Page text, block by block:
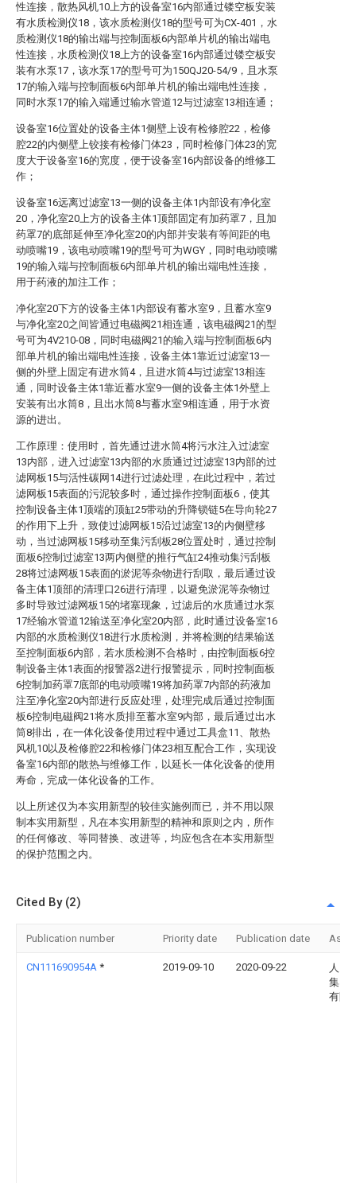
性连接，散热风机10上方的设备室16内部通过镂空板安装
有水质检测仪18，该水质检测仪18的型号可为CX-401，水
质检测仪18的输出端与控制面板6内部单片机的输出端电
性连接，水质检测仪18上方的设备室16内部通过镂空板安
装有水泵17，该水泵17的型号可为150QJ20-54/9，且水泵
17的输入端与控制面板6内部单片机的输出端电性连接，
同时水泵17的输入端通过输水管道12与过滤室13相连通；
设备室16位置处的设备主体1侧壁上设有检修腔22，检修
腔22的内侧壁上铰接有检修门体23，同时检修门体23的宽
度大于设备室16的宽度，便于设备室16内部设备的维修工
作；
设备室16远离过滤室13一侧的设备主体1内部设有净化室
20，净化室20上方的设备主体1顶部固定有加药罩7，且加
药罩7的底部延伸至净化室20的内部并安装有等间距的电
动喷嘴19，该电动喷嘴19的型号可为WGY，同时电动喷嘴
19的输入端与控制面板6内部单片机的输出端电性连接，
用于药液的加注工作；
净化室20下方的设备主体1内部设有蓄水室9，且蓄水室9
与净化室20之间皆通过电磁阀21相连通，该电磁阀21的型
号可为4V210-08，同时电磁阀21的输入端与控制面板6内
部单片机的输出端电性连接，设备主体1靠近过滤室13一
侧的外壁上固定有进水筒4，且进水筒4与过滤室13相连
通，同时设备主体1靠近蓄水室9一侧的设备主体1外壁上
安装有出水筒8，且出水筒8与蓄水室9相连通，用于水资
源的进出。
工作原理：使用时，首先通过进水筒4将污水注入过滤室
13内部，进入过滤室13内部的水质通过过滤室13内部的过
滤网板15与活性碳网14进行过滤处理，在此过程中，若过
滤网板15表面的污泥较多时，通过操作控制面板6，使其
控制设备主体1顶端的顶缸25带动的升降锁链5在导向轮27
的作用下上升，致使过滤网板15沿过滤室13的内侧壁移
动，当过滤网板15移动至集污刮板28位置处时，通过控制
面板6控制过滤室13两内侧壁的推行气缸24推动集污刮板
28将过滤网板15表面的淤泥等杂物进行刮取，最后通过设
备主体1顶部的清理口26进行清理，以避免淤泥等杂物过
多时导致过滤网板15的堵塞现象，过滤后的水质通过水泵
17经输水管道12输送至净化室20内部，此时通过设备室16
内部的水质检测仪18进行水质检测，并将检测的结果输送
至控制面板6内部，若水质检测不合格时，由控制面板6控
制设备主体1表面的报警器2进行报警提示，同时控制面板
6控制加药罩7底部的电动喷嘴19将加药罩7内部的药液加
注至净化室20内部进行反应处理，处理完成后通过控制面
板6控制电磁阀21将水质排至蓄水室9内部，最后通过出水
筒8排出，在一体化设备使用过程中通过工具盒11、散热
风机10以及检修腔22和检修门体23相互配合工作，实现设
备室16内部的散热与维修工作，以延长一体化设备的使用
寿命，完成一体化设备的工作。
以上所述仅为本实用新型的较佳实施例而已，并不用以限
制本实用新型，凡在本实用新型的精神和原则之内，所作
的任何修改、等同替换、改进等，均应包含在本实用新型
的保护范围之内。
Cited By (2)
Publication number Priority date Publication date
CN111690954A * 2019-09-10 2020-09-22
人民
集团
有限